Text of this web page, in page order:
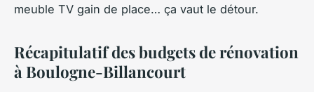
meuble TV gain de place… ça vaut le détour.
Récapitulatif des budgets de rénovation
à Boulogne-Billancourt